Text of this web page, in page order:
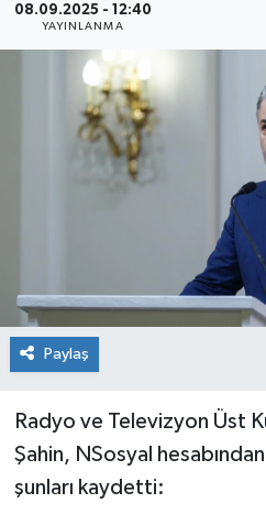
08.09.2025 - 12:40
YAYINLANMA
Paylaş
Radyo ve Televizyon Üst
Şahin, NSosyal
şunları kaydetti:
Siyaset
Spor
Teknoloji